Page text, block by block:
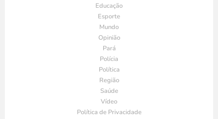
Educação
Esporte
Mundo
Opinião
Pará
Polícia
Política
Região
Saúde
Vídeo
Política de Privacidade